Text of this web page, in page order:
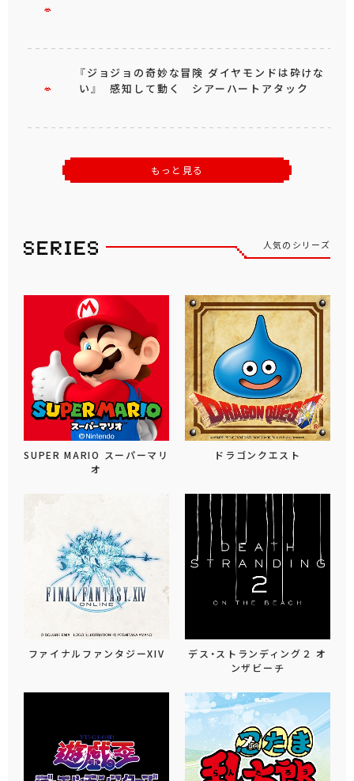
『ジョジョの奇妙な冒険 ダイヤモンドは砕けな
い』 感知して動く シアーハートアタック
もっと見る
人気のシリーズ
SUPER MARIO スーパーマリ
オ
ドラゴンクエスト
ファイナルファンタジーXIV
デス・ストランディング２ オ
ンザビーチ